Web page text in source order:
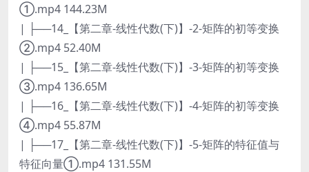
①.mp4 144.23M
| ├──14_【第二章-线性代数(下)】-2-矩阵的初等变换
②.mp4 52.40M
| ├──15_【第二章-线性代数(下)】-3-矩阵的初等变换
③.mp4 136.65M
| ├──16_【第二章-线性代数(下)】-4-矩阵的初等变换
④.mp4 55.87M
| ├──17_【第二章-线性代数(下)】-5-矩阵的特征值与
特征向量①.mp4 131.55M